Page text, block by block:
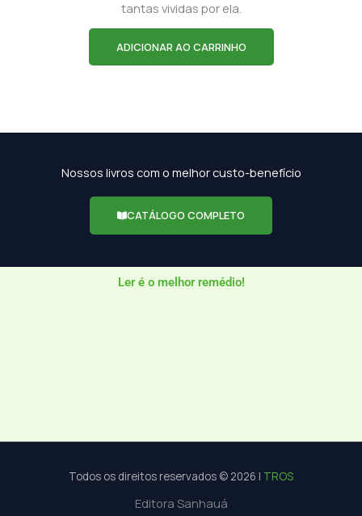
tantas vividas por ela.
ADICIONAR AO CARRINHO
Nossos livros com o melhor custo-benefício
CATÁLOGO COMPLETO
Ler é o melhor remédio!
Todos os direitos reservados © 2026 | TROS
Editora Sanhauá